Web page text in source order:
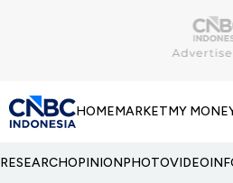
HOMEMARKETMY
RESEARCHOPINIONPHOTOVIDEO